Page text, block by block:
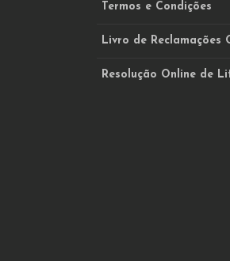
Termos e Condições
Livro de Reclamações
Resolução Online de